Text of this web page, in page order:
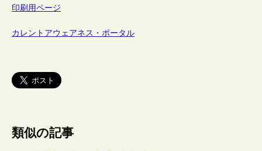
印刷用ページ
カレントアウェアネス・ポータル
類似の記事